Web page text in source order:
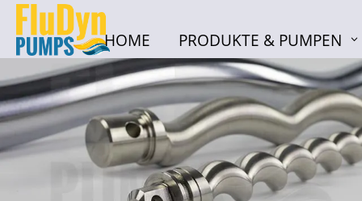
HOME PRODUKTE & PUMPEN
HOME PRODUKTE & PUMPEN